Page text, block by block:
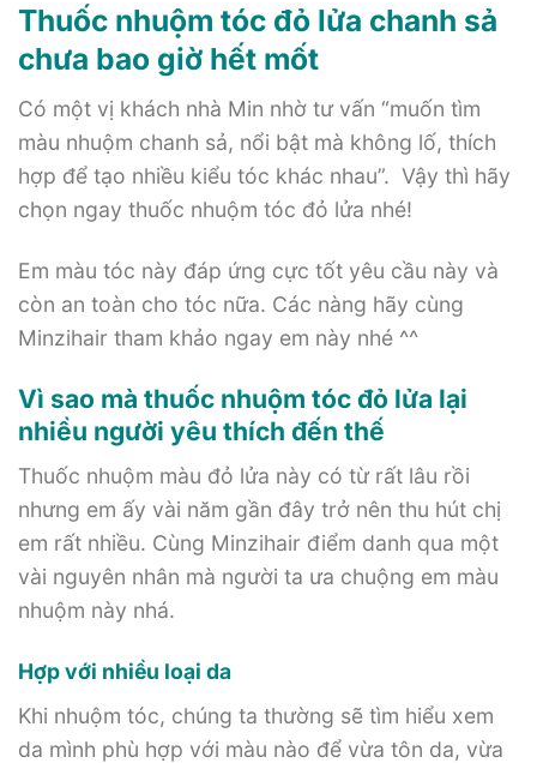
Thuốc nhuộm tóc đỏ lửa chanh sả
chưa bao giờ hết mốt
Có một vị khách nhà Min nhờ tư vấn “muốn tìm
màu nhuộm chanh sả, nổi bật mà không lố, thích
hợp để tạo nhiều kiểu tóc khác nhau”. Vậy thì hãy
chọn ngay thuốc nhuộm tóc đỏ lửa nhé!
Em màu tóc này đáp ứng cực tốt yêu cầu này và
còn an toàn cho tóc nữa. Các nàng hãy cùng
Minzihair tham khảo ngay em này nhé ^^
Vì sao mà thuốc nhuộm tóc đỏ lửa lại
nhiều người yêu thích đến thế
Thuốc nhuộm màu đỏ lửa này có từ rất lâu rồi
nhưng em ấy vài năm gần đây trở nên thu hút chị
em rất nhiều. Cùng Minzihair điểm danh qua một
vài nguyên nhân mà người ta ưa chuộng em màu
nhuộm này nhá.
Hợp với nhiều loại da
Khi nhuộm tóc, chúng ta thường sẽ tìm hiểu xem
da mình phù hợp với màu nào để vừa tôn da, vừa